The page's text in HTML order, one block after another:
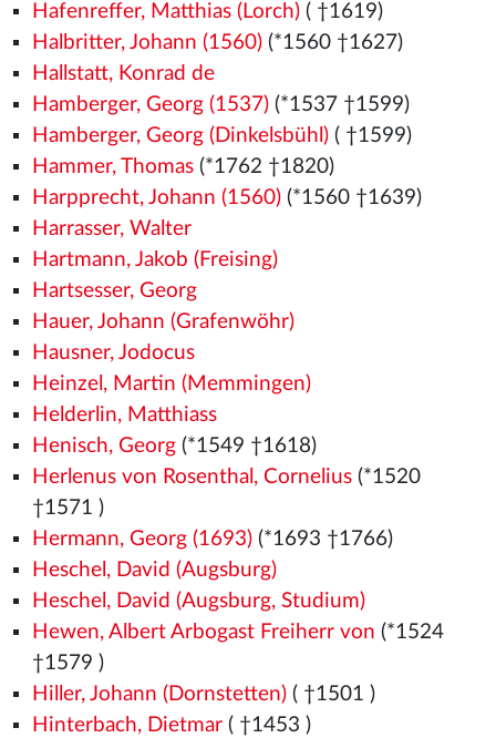
Hafenreffer, Matthias (Lorch)( †1619)
Halbritter, Johann (1560)(*1560 †1627)
Hallstatt, Konrad de
Hamberger, Georg (1537)(*1537 †1599)
Hamberger, Georg (Dinkelsbühl)( †1599)
Hammer, Thomas(*1762 †1820)
Harpprecht, Johann (1560)(*1560 †1639)
Harrasser, Walter
Hartmann, Jakob (Freising)
Hartsesser, Georg
Hauer, Johann (Grafenwöhr)
Hausner, Jodocus
Heinzel, Martin (Memmingen)
Helderlin, Matthiass
Henisch, Georg(*1549 †1618)
Herlenus von Rosenthal, Cornelius(*1520
†1571 )
Hermann, Georg (1693)(*1693 †1766)
Heschel, David (Augsburg)
Heschel, David (Augsburg, Studium)
Hewen, Albert Arbogast Freiherr von (*1524
†1579 )
Hiller, Johann (Dornstetten)( †1501 )
Hinterbach, Dietmar( †1453 )